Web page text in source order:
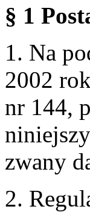
§ 1
1. Na
2002
nr 144,
zwany
2.